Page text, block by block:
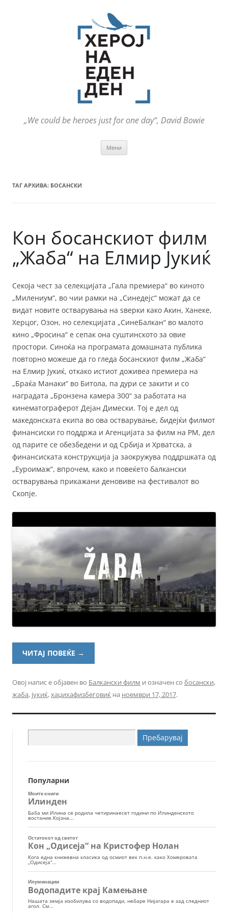
„We could be heroes just for one day“, David Bowie
Мени
ТАГ АРХИВА: БОСАНСКИ
Кон босанскиот филм
„Жаба“ на Елмир Јукиќ
Секоја чест за селекцијата „Гала премиера“ во киното
„Милениум“, во чии рамки на „Синедејс“ можат да се
видат новите остварувања на ѕверки како Акин, Ханеке,
Херцог, Озон, но селекцијата „СинеБалкан“ во малото
кино „Фросина“ е сепак она суштинското за овие
простори. Синоќа на програмата домашната публика
повторно можеше да го гледа босанскиот филм „Жаба“
на Елмир Јукиќ, откако истиот доживеа премиера на
„Браќа Манаки“ во Битола, па дури се закити и со
наградата „Бронзена камера 300“ за работата на
кинематограферот Дејан Димески. Тој е дел од
македонската екипа во ова остварување, бидејќи филмот
финансиски го поддржа и Агенцијата за филм на РМ, дел
од парите се обезбедени и од Србија и Хрватска, а
финансиската конструкција ја заокружува поддршката од
„Еуроимаж“, впрочем, како и повеќето балкански
остварувања прикажани деновиве на фестивалот во
Скопје.
ЧИТАЈ ПОВЕЌЕ →
Овој напис е објавен во Балкански филм и означен со босански,
жаба, јукиќ,хаџихафизбеговиќ на ноември 17, 2017.
за:
Популарни